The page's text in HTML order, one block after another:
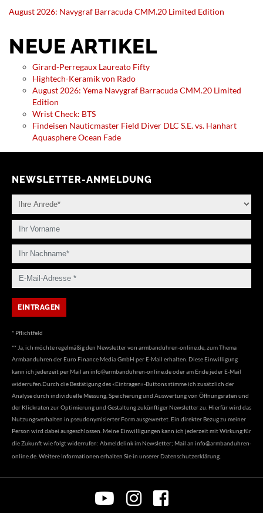
August 2026: Navygraf Barracuda CMM.20 Limited Edition
NEUE ARTIKEL
Girard-Perregaux Laureato Fifty
Hightech-Keramik von Rado
August 2026: Yema Navygraf Barracuda CMM.20 Limited
Edition
Wrist Check: BTS
Findeisen Nauticmaster Field Diver DLC S.E. vs. Hanhart
Aquasphere Ocean Fade
NEWSLETTER-ANMELDUNG
* Pflichtfeld
** Ja, ich möchte regelmäßig den Newsletter von armbanduhren-online.de, zum Thema
Armbanduhren der Euro Finance Media GmbH per E-Mail erhalten. Diese Einwilligung
kann ich jederzeit per Mail an info@armbanduhren-online.deoder am Ende jeder E-Mail
widerrufen.Durch die Bestätigung des «Eintragen»-Buttons stimme ich zusätzlich der
Analyse durch individuelle Messung, Speicherung und Auswertung von Öffnungsraten und
der Klickraten zur Optimierung und Gestaltung zukünftiger Newsletter zu. Hierfür wird das
Nutzungsverhalten in pseudonymisierter Form ausgewertet. Ein direkter Bezug zu meiner
Person wird dabei ausgeschlossen. Meine Einwilligungen kann ich jederzeit mit Wirkung für
die Zukunft wie folgt widerrufen: Abmeldelink im Newsletter; Mail an info@armbanduhren-
online.de . Weitere Informationen erhalten Sie in unserer Datenschutzerklärung